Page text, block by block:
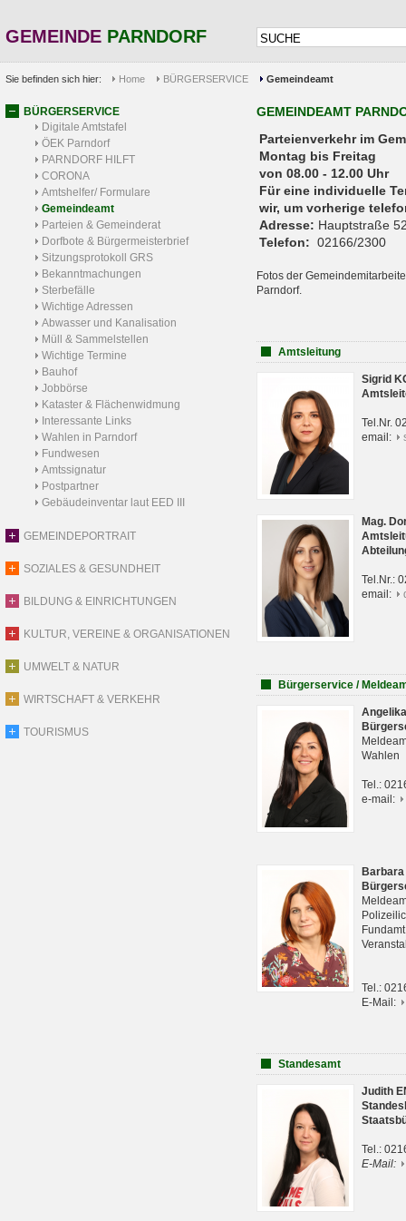
GEMEINDE PARNDORF
Sie befinden sich hier: Home BÜRGERSERVICE Gemeindeamt
BÜRGERSERVICE
Digitale Amtstafel
ÖEK Parndorf
PARNDORF HILFT
CORONA
Amtshelfer/ Formulare
Gemeindeamt
Parteien & Gemeinderat
Dorfbote & Bürgermeisterbrief
Sitzungsprotokoll GRS
Bekanntmachungen
Sterbefälle
Wichtige Adressen
Abwasser und Kanalisation
Müll & Sammelstellen
Wichtige Termine
Bauhof
Jobbörse
Kataster & Flächenwidmung
Interessante Links
Wahlen in Parndorf
Fundwesen
Amtssignatur
Postpartner
Gebäudeinventar laut EED III
GEMEINDEPORTRAIT
SOZIALES & GESUNDHEIT
BILDUNG & EINRICHTUNGEN
KULTUR, VEREINE & ORGANISATIONEN
UMWELT & NATUR
WIRTSCHAFT & VERKEHR
TOURISMUS
GEMEINDEAMT
Parteienverkehr
Montag bis Freitag
von 08.00 - 12.00 Uhr
Für eine individuelle
wir, um vorherige
Adresse: Hauptstraße
Telefon: 02166/2300
Fotos der
Parndorf.
Amtsleitung
Sigrid
Tel.Nr.
email:
Mag.
Tel.Nr.:
email:
Bürgerservice /
Wahlen
Tel.:
e-mail:
Tel.:
E-Mail:
Standesamt
Judith
Tel.:
E-Mail: